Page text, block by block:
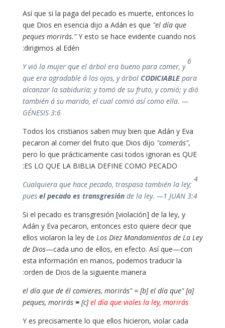
Así que si la paga del pecado es muerte, entonces lo
que Dios en esencia dijo a Adán es que "el día que
peques morirás."Y esto se hace evidente cuando nos
dirigimos al Edén:
6
Y vió la mujer que el árbol era bueno para comer, y
que era agradable á los ojos, y árbol CODICIABLEpara
alcanzar la sabiduría; y tomó de su fruto, y comió; y dió
también á su marido, el cual comió así como ella. —
GÉNESIS 3:6
Todos los cristianos saben muy bien que Adán y Eva
pecaron al comer del fruto que Dios dijo "comerás",
pero lo que prácticamente casi todos ignoran es QUE
ES LO QUE LA BIBLIA DEFINE COMO PECADO:
4
Cualquiera que hace pecado, traspasa también la ley;
pues el pecado es transgresiónde la ley. —1 JUAN 3:4
Si el pecado es transgresión [violación] de la ley, y
Adán y Eva pecaron, entonces esto quiere decir que
ellos violaron la ley de Los Diez Mandamientos de La Ley
de Dios—cada uno de ellos, en efecto. Así que—con
esta información en manos, podemos traducir la
orden de Dios de la siguiente manera:
[a] "el día que de él comieres, morirás" = [b] el día que
peques, morirás =[c]el día que violes la ley, morirás
Y es precisamente lo que ellos hicieron, violar cada